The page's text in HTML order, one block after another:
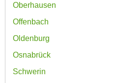
Oberhausen
Offenbach
Oldenburg
Osnabrück
Schwerin